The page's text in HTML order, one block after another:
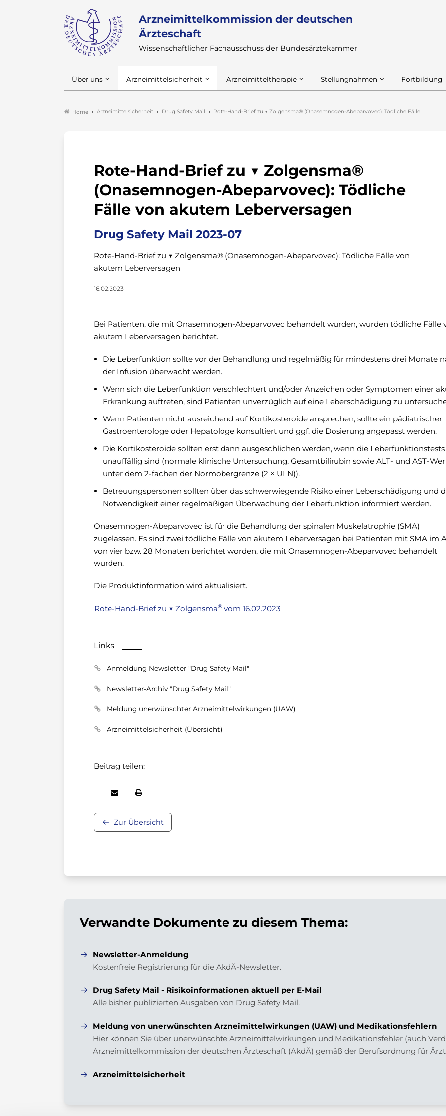
Arzneimittelkommission der deutschen
Ärzteschaft
Wissenschaftlicher Fachausschuss der Bundesärztekammer
Über uns Arzneimittelsicherheit Arzneimitteltherapie Stellungnahmen Fortbildung
Home Arzneimittelsicherheit Drug Safety Mail Rote-Hand-Brief zu ▼ Zolgensma® (Onasemnogen-Abeparvovec): Tödliche Fälle…
Rote-Hand-Brief zu ▼ Zolgensma®
(Onasemnogen-Abeparvovec): Tödliche
Fälle von akutem Leberversagen
Drug Safety Mail 2023-07
Rote-Hand-Brief zu ▼ Zolgensma® (Onasemnogen-Abeparvovec): Tödliche Fälle von
akutem Leberversagen
16.02.2023
Bei Patienten, die mit Onasemnogen-Abeparvovec behandelt wurden, wurden tödliche Fälle
akutem Leberversagen berichtet.
Die Leberfunktion sollte vor der Behandlung und regelmäßig für mindestens drei Monate
der Infusion überwacht werden.
Wenn sich die Leberfunktion verschlechtert und/oder Anzeichen oder Symptomen einer
Erkrankung auftreten, sind Patienten unverzüglich auf eine Leberschädigung zu
Wenn Patienten nicht ausreichend auf Kortikosteroide ansprechen, sollte ein pädiatrischer
Gastroenterologe oder Hepatologe konsultiert und ggf. die Dosierung angepasst werden.
Die Kortikosteroide sollten erst dann ausgeschlichen werden, wenn die Leberfunktionstests
unauffällig sind (normale klinische Untersuchung, Gesamtbilirubin sowie ALT- und AST-
unter dem 2-fachen der Normobergrenze (2 × ULN)).
Betreuungspersonen sollten über das schwerwiegende Risiko einer Leberschädigung und
Notwendigkeit einer regelmäßigen Überwachung der Leberfunktion informiert werden.
Onasemnogen-Abeparvovec ist für die Behandlung der spinalen Muskelatrophie (SMA)
zugelassen. Es sind zwei tödliche Fälle von akutem Leberversagen bei Patienten mit SMA im
von vier bzw. 28 Monaten berichtet worden, die mit Onasemnogen-Abeparvovec behandelt
wurden.
Die Produktinformation wird aktualisiert.
Rote-Hand-Brief zu ▼ Zolgensma® vom 16.02.2023
Links
Anmeldung Newsletter "Drug Safety Mail"
Newsletter-Archiv "Drug Safety Mail"
Meldung unerwünschter Arzneimittelwirkungen (UAW)
Arzneimittelsicherheit (Übersicht)
Beitrag teilen:
Zur Übersicht
Verwandte Dokumente zu diesem Thema:
Newsletter-Anmeldung
Kostenfreie Registrierung für die AkdÄ-Newsletter.
Drug Safety Mail - Risikoinformationen aktuell per E-Mail
Alle bisher publizierten Ausgaben von Drug Safety Mail.
Meldung von unerwünschten Arzneimittelwirkungen (UAW) und Medikationsfehlern
Hier können Sie über unerwünschte Arzneimittelwirkungen und Medikationsfehler (auch
Arzneimittelkommission der deutschen Ärzteschaft (AkdÄ) gemäß der Berufsordnung für
Arzneimittelsicherheit